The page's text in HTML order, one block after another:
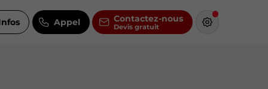
Appel Contactez-nous